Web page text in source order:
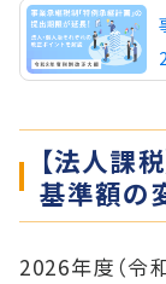
【法人課
基準額の
2026年度（令